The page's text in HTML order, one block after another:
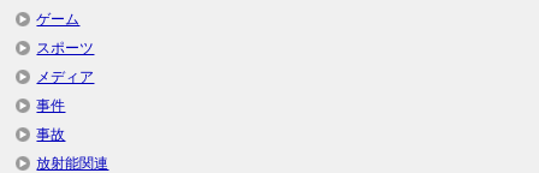
ゲーム
スポーツ
メディア
事件
事故
放射能関連